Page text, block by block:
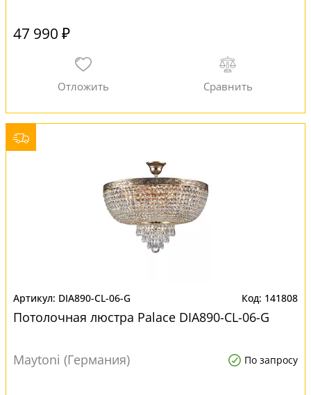
47 990 ₽
DIA890-CL-06-G 141808
Потолочная люстра Palace DIA890-CL-06-G
Maytoni (Германия) По запросу